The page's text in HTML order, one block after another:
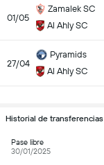
01/05
Zamalek SC
Al Ahly SC
27/04
Pyramids
Al Ahly SC
Historial de transferencias
Pase libre
30/01/2025